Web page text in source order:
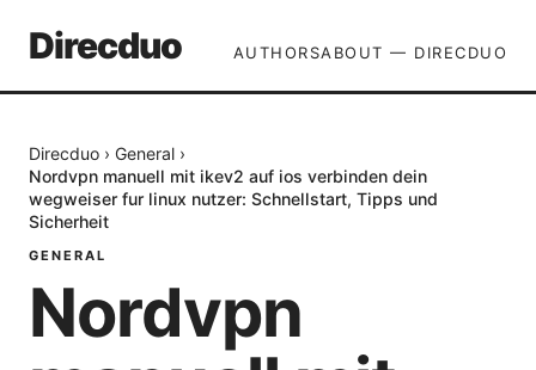
Direcduo AUTHORSABOUT — DIRECDUO
Direcduo › General ›
Nordvpn manuell mit ikev2 auf ios verbinden dein
wegweiser fur linux nutzer: Schnellstart, Tipps und
Sicherheit
GENERAL
Nordvpn